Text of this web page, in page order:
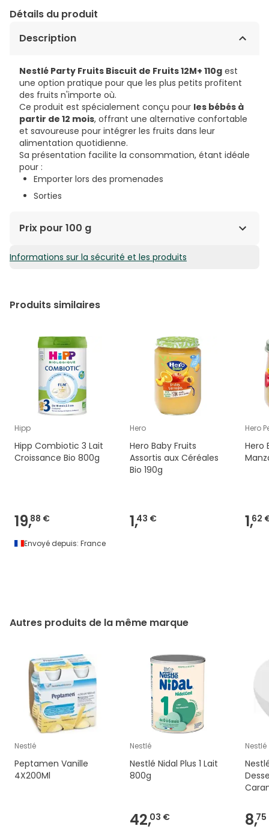
Détails du produit
Description
Nestlé Party Fruits Biscuit de Fruits 12M+ 110g est
une option pratique pour que les plus petits profitent
des fruits n'importe où.
Ce produit est spécialement conçu pour les bébés à
partir de 12 mois, offrant une alternative confortable
et savoureuse pour intégrer les fruits dans leur
alimentation quotidienne.
Sa présentation facilite la consommation, étant idéale
pour :
Emporter lors des promenades
Sorties
Prix pour 100 g
1,26€ / 100 g
Informations sur la sécurité et les produits
Produits similaires
Hipp
Hipp Combiotic 3 Lait
Croissance Bio 800g
19,88 €
Envoyé depuis: France
Hero
Hero Baby Fruits
Assortis aux Céréales
Bio 190g
1,43 €
Hero
Hero
1,62
Autres produits de la même marque
Nestlé
Peptamen Vanille
4X200Ml
Nestlé
Nestlé Nidal Plus 1 Lait
800g
42,03 €
Nestlé
8,